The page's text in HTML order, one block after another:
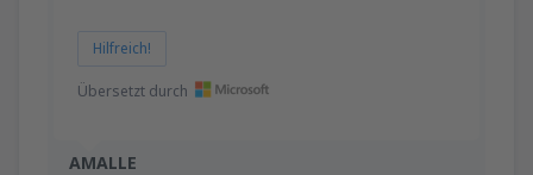
AMALLE
Hilfreich!
Übersetzt durch